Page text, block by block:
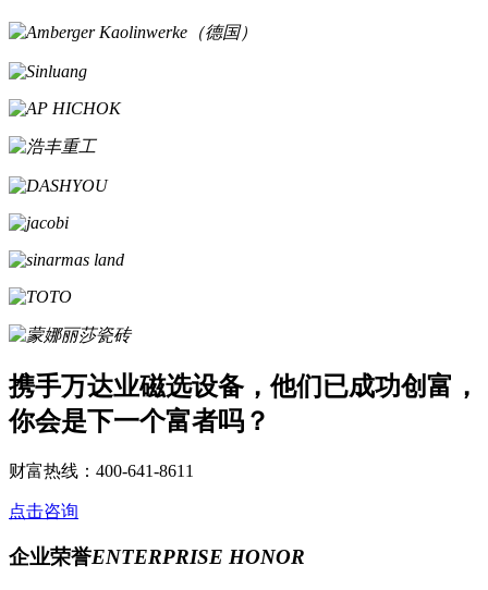
携手万达业磁选设备，他们已成功创富，
你会是下一个富者吗？
财富热线：400-641-8611
点击咨询
企业荣誉ENTERPRISE HONOR